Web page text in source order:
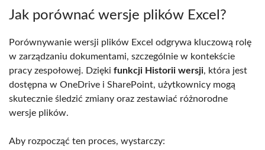
Jak porównać wersje plików Excel?
Porównywanie wersji plików Excel odgrywa kluczową rolę
w zarządzaniu dokumentami, szczególnie w kontekście
pracy zespołowej. Dzięki funkcji Historii wersji, która jest
dostępna w OneDrive i SharePoint, użytkownicy mogą
skutecznie śledzić zmiany oraz zestawiać różnorodne
wersje plików.
Aby rozpocząć ten proces, wystarczy: